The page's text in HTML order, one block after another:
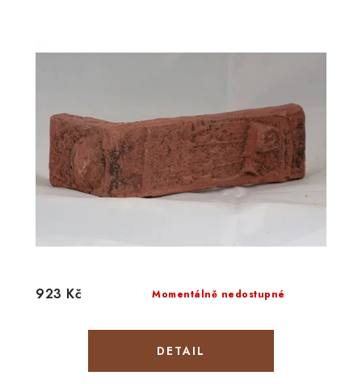
Momentálně nedostupné
923 Kč